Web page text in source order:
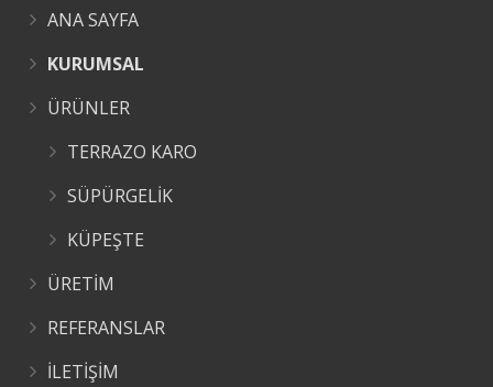
ANA SAYFA
KURUMSAL
ÜRÜNLER
TERRAZO KARO
SÜPÜRGELİK
KÜPEŞTE
ÜRETİM
REFERANSLAR
İLETİŞİM